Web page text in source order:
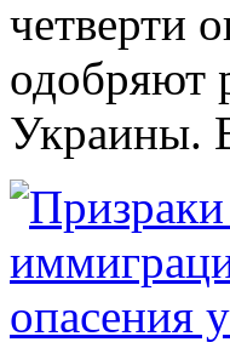
четверти
одобряют
Украины.